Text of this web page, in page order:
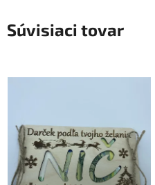
Súvisiaci tovar